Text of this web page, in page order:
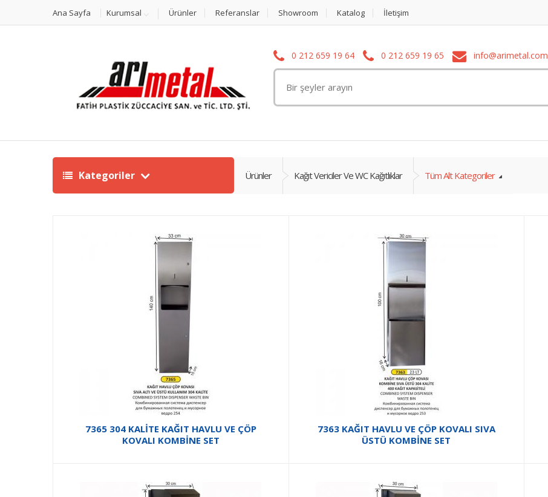
Ana Sayfa Kurumsal Ürünler Referanslar Showroom Katalog İletişim
0 212 659 19 64 0 212 659 19 65 info@arimetal.com
Kategoriler Ürünler Kağıt Vericiler Ve WC Kağıtlıklar Tüm Alt Kategoriler
7365 304 KALİTE KAĞIT HAVLU VE ÇÖP
KOVALI KOMBİNE SET
7363 KAĞIT HAVLU VE ÇÖP KOVALI SIVA
ÜSTÜ KOMBİNE SET